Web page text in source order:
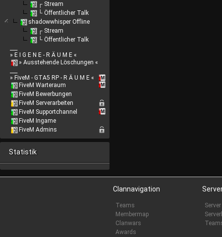
┌ Stream
└ Öffentlicher Talk
shadowwhisper Offline
┌ Stream
└ Öffentlicher Talk
» E I G E N E - R Ä U M E «
» Ausstehende Löschungen «
» FiveM - GTA5 RP - R Ä U M E «
FiveM Warteraum
FiveM Bewerbungen
FiveM Serverarbeiten
FiveM Supportchannel
FiveM Ingame
FiveM Admins
Statistik
Clannavigation
Teams
Membermap
Clanwars
Awards
Server